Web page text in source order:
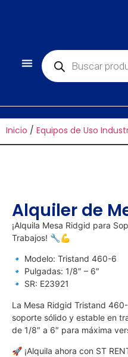
Inicio / Equipos de Uso
Alquiler de
¡Alquila Mesa Ridgid para
Trabajos! 🔧💪
🔹 Modelo: Tristand 460-6
🔹 Pulgadas: 1/8″ – 6″
🔹 SR: E23921
La Mesa Ridgid Tristand
soporte sólido y estable en
de 1/8″ a 6″ para máxima
🚀 ¡Alquila ahora con ST